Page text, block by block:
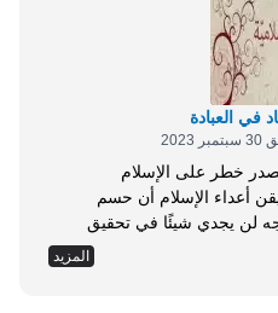
في العبادة
خطر على الإسلام
أعداء الإسلام أن حسم
لن يجدي شيئًا في تحقيق
كانت الحركات الباطنية بعقائدها
للمسلمين عن طريق التدثر باسمه
المزيد